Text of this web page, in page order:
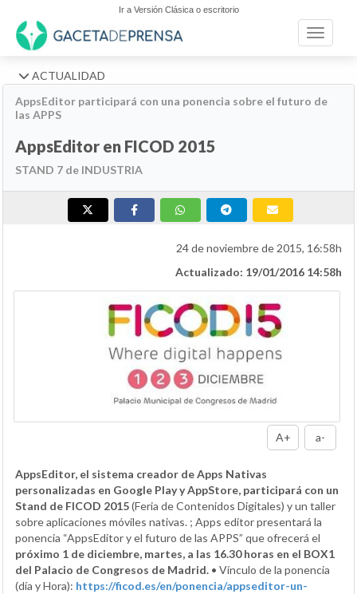
Ir a Versión Clásica o escritorio
Toggle
ACTUALIDAD
AppsEditor participará con una ponencia sobre el futuro de
las APPS
AppsEditor en FICOD 2015
STAND 7 de INDUSTRIA
24 de noviembre de 2015, 16:58h
Actualizado: 19/01/2016 14:58h
A+ a-
AppsEditor, el sistema creador de Apps Nativas
personalizadas en Google Play y AppStore, participará con un
Stand de FICOD 2015(Feria de Contenidos Digitales) y un taller
sobre aplicaciones móviles nativas. ; Apps editor presentará la
ponencia “AppsEditor y el futuro de las APPS” que ofrecerá el
próximo 1 de diciembre, martes, a las 16.30 horas en el BOX1
del Palacio de Congresos de Madrid. • Vínculo de la ponencia
(día y Hora): https://ficod.es/en/ponencia/appseditor-un-